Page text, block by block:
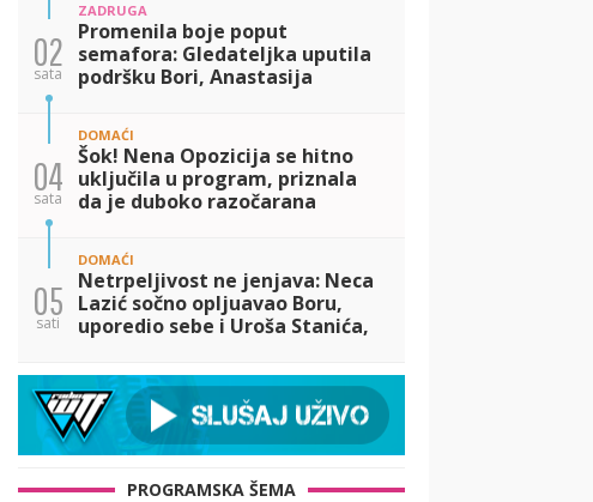
02
sata
ZADRUGA
Promenila boje poput
semafora: Gledateljka uputila
podršku Bori, Anastasija
poput ekspres lonca! (VIDEO)
04
sata
DOMAĆI
Šok! Nena Opozicija se hitno
uključila u program, priznala
da je duboko razočarana
njegov prekor na svojoj koži!
(VIDEO)
05
sati
DOMAĆI
Netrpeljivost ne jenjava: Neca
Lazić sočno opljuavao Boru,
uporedio sebe i Uroša Stanića,
tome! (VIDEO)
PROGRAMSKA ŠEMA